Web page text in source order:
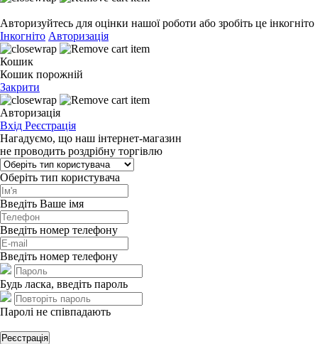
Авторизуйтесь для оцінки нашої роботи або зробіть це інкогніто
Інкогніто Авторизація
Кошик
Кошик порожній
Закрити
Авторизація
Вхід Реєстрація
Нагадуємо, що наш інтернет-магазин
не проводить роздрібну торгівлю
Оберіть тип користувача
Введіть Ваше імя
Введіть номер телефону
Введіть номер телефону
Будь ласка, введіть пароль
Паролі не співпадають
Реєстрація